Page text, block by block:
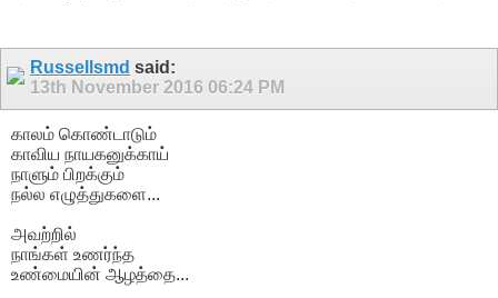
Russellsmd said:
13th November 2016 06:24 PM
காலம் கொண்டாடும்
காவிய நாயகனுக்காய்
நாளும் பிறக்கும்
நல்ல எழுத்துகளை...
அவற்றில்
நாங்கள் உணர்ந்த
உண்மையின் ஆழத்தை...